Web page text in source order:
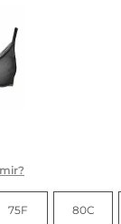
75F 80C